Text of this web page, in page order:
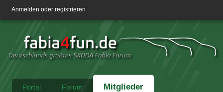
Anmelden oder registrieren
Portal Forum Mitglieder